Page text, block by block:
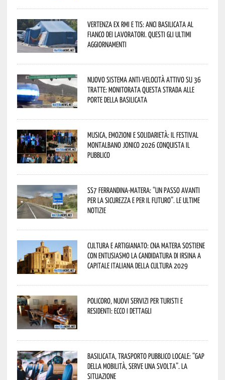
Vertenza ex RMI e TIS: ANCI Basilicata al
fianco dei lavoratori. Questi gli ultimi
aggiornamenti
Nuovo sistema anti-velocità attivo su 36
tratte: monitorata questa strada alle
porte della Basilicata
Musica, emozioni e solidarietà: il Festival
Montalbano Jonico 2026 conquista il
pubblico
SS7 Ferrandina-Matera: “Un passo avanti
per la sicurezza e per il futuro”. Le ultime
notizie
Cultura e Artigianato: CNA Matera sostiene
con entusiasmo la candidatura di Irsina a
Capitale Italiana della Cultura 2029
Policoro, nuovi servizi per turisti e
residenti: ecco i dettagli
Basilicata, trasporto pubblico locale: “Gap
della mobilità, serve una svolta”. La
situazione